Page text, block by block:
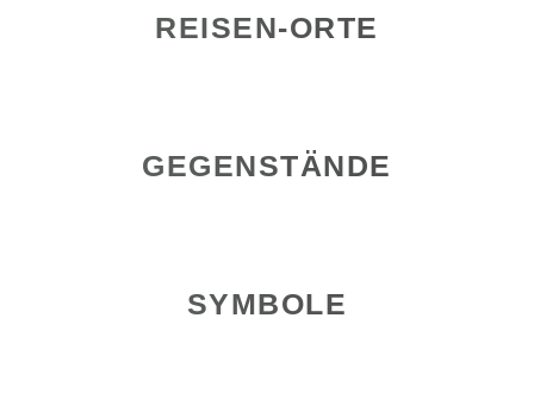
REISEN-ORTE
GEGENSTÄNDE
SYMBOLE